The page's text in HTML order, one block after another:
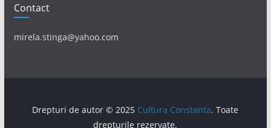
Contact
mirela.stinga@yahoo.com
Drepturi de autor © 2025 Cultura Constanta. Toate
drepturile rezervate.